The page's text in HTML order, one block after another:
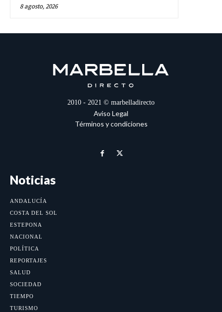
8 agosto, 2026
2010 - 2021 © marbelladirecto
Aviso Legal
Términos y condiciones
Noticias
ANDALUCÍA
COSTA DEL SOL
ESTEPONA
NACIONAL
POLÍTICA
REPORTAJES
SALUD
SOCIEDAD
TIEMPO
TURISMO